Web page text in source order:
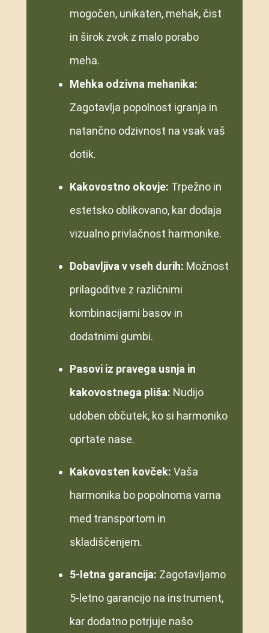
mogočen, unikaten, mehak, čist
in širok zvok z malo porabo
meha.
Mehka odzivna mehanika:
Zagotavlja popolnost igranja in
natančno odzivnost na vsak vaš
dotik.
Kakovostno okovje: Trpežno in
estetsko oblikovano, kar dodaja
vizualno privlačnost harmonike.
Dobavljiva v vseh durih: Možnost
prilagoditve z različnimi
kombinacijami basov in
dodatnimi gumbi.
Pasovi iz pravega usnja in
kakovostnega pliša: Nudijo
udoben občutek, ko si harmoniko
oprtate nase.
Kakovosten kovček: Vaša
harmonika bo popolnoma varna
med transportom in
skladiščenjem.
5-letna garancija: Zagotavljamo
5-letno garancijo na instrument,
kar dodatno potrjuje našo